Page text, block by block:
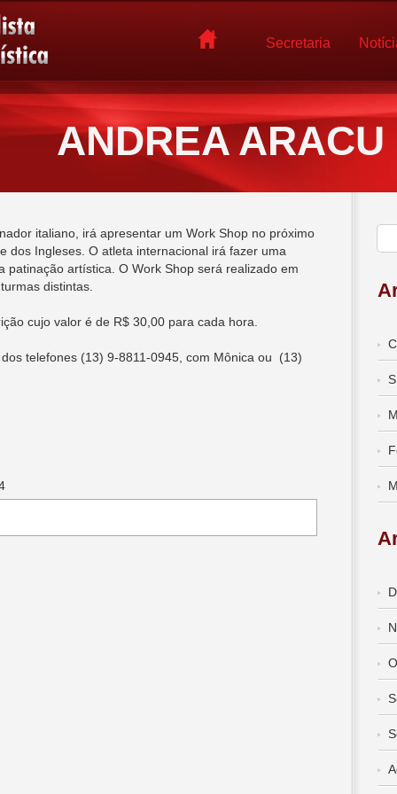
Secretaria
ANDREA ARACU
italiano, irá apresentar um Work Shop no próximo
dos Ingleses. O atleta internacional irá fazer uma
patinação artística. O Work Shop será realizado em
distintas.
cujo valor é de R$ 30,00 para cada hora.
telefones (13) 9-8811-0945, com Mônica ou (13)